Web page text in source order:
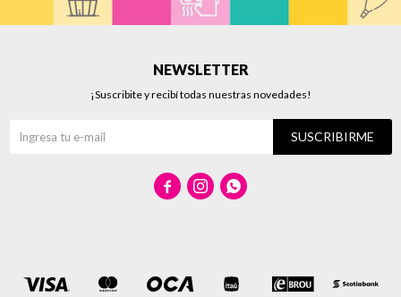
NEWSLETTER
¡Suscribite y recibí todas nuestras novedades!
SUSCRIBIRME
  